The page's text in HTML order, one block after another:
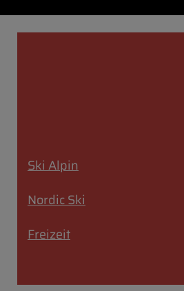
Ski Alpin
Nordic Ski
Freizeit